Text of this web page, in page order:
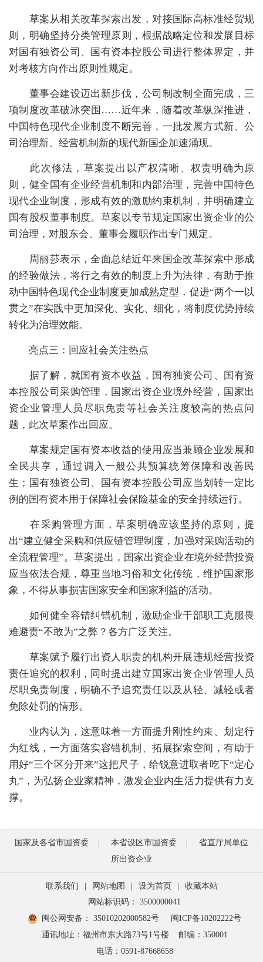
草案从相关改革探索出发，对接国际高标准经贸规
则，明确坚持分类管理原则， 根据战略定位和发展目标
对国有独资公司、国有资本控股公司进行整体界定，并
对考核方向作出原则性规定。
董事会建设迈出新步伐，公司制改制全面完成，三
项制度改革破冰突围……近年来，随着改革纵深推进，
中国特色现代企业制度不断完善，一批发展方式新、公
司治理新、经营机制新的现代新国企加速涌现。
此次修法，草案提出以产权清晰、权责明确为原
则， 健全国有企业经营机制和内部治理 ，完善中国特色
现代企业制度，形成有效的激励约束机制，并明确建立
国有股权董事制度。草案以专节规定国家出资企业的公
司治理，对股东会、董事会履职作出专门规定。
周丽莎表示，全面总结近年来国企改革探索中形成
的经验做法，将行之有效的制度上升为法律，有助于推
动中国特色现代企业制度更加成熟定型，促进“两个一以
贯之”在实践中更加深化、实化、细化，将制度优势持续
转化为治理效能。
亮点三： 回应社会关注热点
据了解，就国有资本收益，国有独资公司、国有资
本控股公司采购管理，国家出资企业境外经营，国家出
资企业管理人员尽职免责等社会关注度较高的热点问
题，此次草案作出回应。
草案规定国有资本收益的使用应当兼顾企业发展和
全民共享，通过调入一般公共预算统筹保障和改善民
生； 国有独资公司、国有资本控股公司应当划转一定比
例的国有资本用于保障社会保险基金的安全持续运行。
在采购管理方面，草案明确应该坚持的原则，提
出“建立健全采购和供应链管理制度，加强对采购活动的
全流程管理”。 草案提出，国家出资企业在境外经营投资
应当依法合规，尊重当地习俗和文化传统，维护国家形
象，不得从事损害国家安全和国家利益的活动。
如何健全容错纠错机制，激励企业干部职工克服畏
难避责“不敢为”之弊？各方广泛关注。
草案赋予履行出资人职责的机构开展违规经营投资
责任追究的权利 ， 同时提出建立国家出资企业管理人员
尽职免责制度 ，明确不予追究责任以及从轻、减轻或者
免除处罚的情形。
业内认为，这意味着一方面提升刚性约束、划定行
为红线，一方面落实容错机制、拓展探索空间，有助于
用好“三个区分开来”这把尺子，给锐意进取者吃下“定心
丸”，为弘扬企业家精神，激发企业内生活力提供有力支
撑。
国家及各省市国资委 本省设区市国资委
省直厅局单位
所出资企业
联系我们 网站地图 设为首页
收藏本站
网站标识码： 3500000041
闽公网安备： 35010202000582号
闽ICP备10202222号
通讯地址：福州市东大路73号1号楼
邮编：350001
电话：0591-87668658